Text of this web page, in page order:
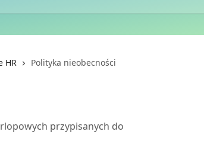
HR Polityka nieobecności
przypisanych do